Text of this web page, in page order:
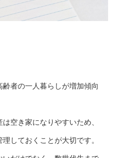
者の一人暮らしが増加傾向
空き家になりやすいため、
しておくことが大切です。